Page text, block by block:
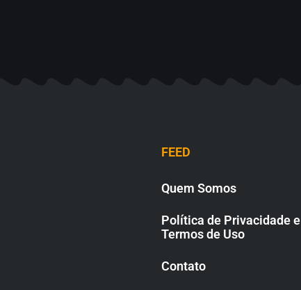
FEED
Quem Somos
Política de Privacidade e
Termos de Uso
Contato